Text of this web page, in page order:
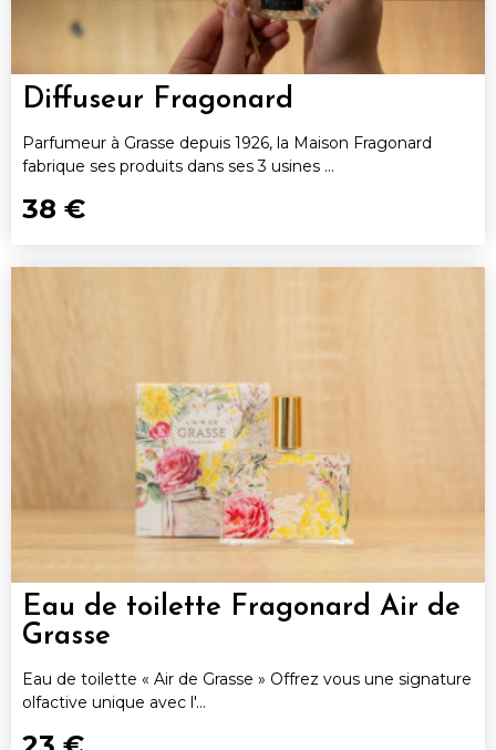
Diffuseur Fragonard
Parfumeur à Grasse depuis 1926, la Maison Fragonard
fabrique ses produits dans ses 3 usines ...
38 €
Eau de toilette Fragonard Air de
Grasse
Eau de toilette « Air de Grasse » Offrez vous une signature
olfactive unique avec l'...